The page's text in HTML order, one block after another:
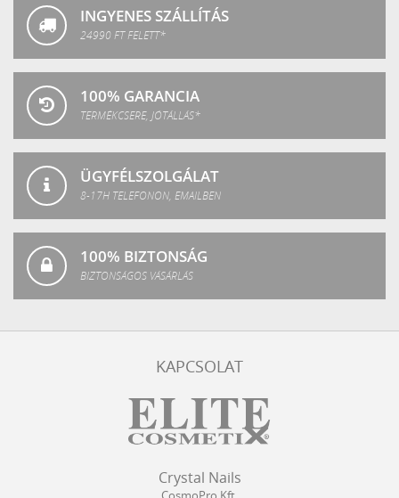
INGYENES SZÁLLÍTÁS
24990 FT FELETT*
100% GARANCIA
TERMÉKCSERE, JÓTÁLLÁS*
ÜGYFÉLSZOLGÁLAT
8-17H TELEFONON, EMAILBEN
100% BIZTONSÁG
BIZTONSÁGOS VÁSÁRLÁS
KAPCSOLAT
Nails
Kft.
Crystal Nails